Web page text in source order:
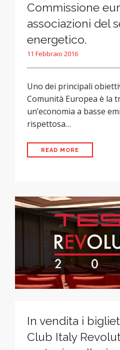
Commissione
associazioni del
energetico.
11 Febbraio 2016
Uno dei principali
Comunità Europea è la
un’economia a basse
rispettosa…
READ MORE
In vendita i
Club Italy